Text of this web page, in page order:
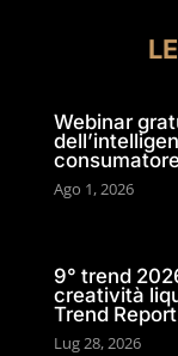
Webinar
consumatore
Ago 1, 2026
9° trend
creatività
Trend Report
Lug 28, 2026